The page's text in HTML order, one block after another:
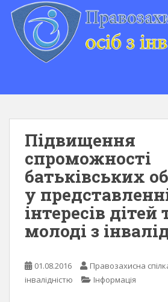
Підвищення
спроможності
батьківських
у
інтересів дітей
молоді з
01.08.2016
Правозахисна
інвалідністю
Інформація